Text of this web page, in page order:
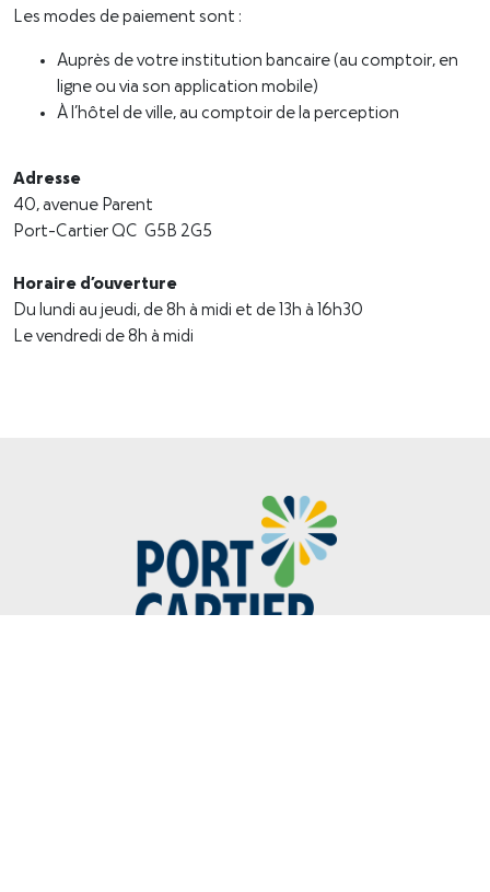
Les modes de paiement sont :
Auprès de votre institution bancaire (au comptoir, en
ligne ou via son application mobile)
À l’hôtel de ville, au comptoir de la perception
Adresse
40, avenue Parent
Port-Cartier QC G5B 2G5
Horaire d’ouverture
Du lundi au jeudi, de 8h à midi et de 13h à 16h30
Le vendredi de 8h à midi